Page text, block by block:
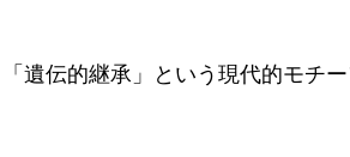
遺伝的継承」という現代的モチ